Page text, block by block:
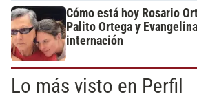
Cómo está hoy Rosario
Palito Ortega y
internación
Lo más visto en Perfil